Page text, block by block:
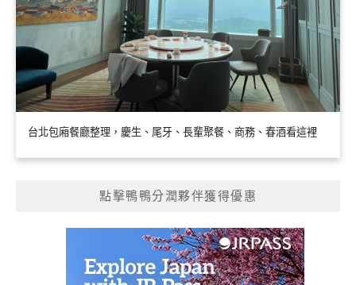
台北包廂餐廳整理，慶生、尾牙、長輩聚餐、商務、春酒看這裡
點擊鴨鴨分潤夥伴獲得優惠